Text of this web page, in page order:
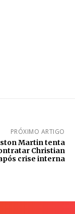
PRÓXIMO ARTIGO
Martin tenta
Christian
crise interna